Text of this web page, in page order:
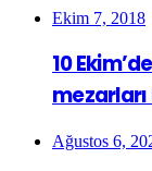
Ekim 7, 2018
10
mezarları
Ağustos 6,